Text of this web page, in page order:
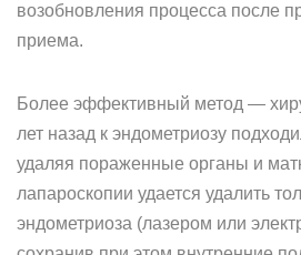
возобновления процесса после
приема.
Более эффективный метод —
лет назад к эндометриозу
удаляя пораженные органы и
лапароскопии удается удалить
эндометриоза (лазером или